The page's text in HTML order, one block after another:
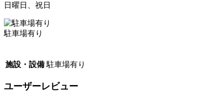
日曜日、祝日
駐車場有り
施設・設備 駐車場有り
ユーザーレビュー